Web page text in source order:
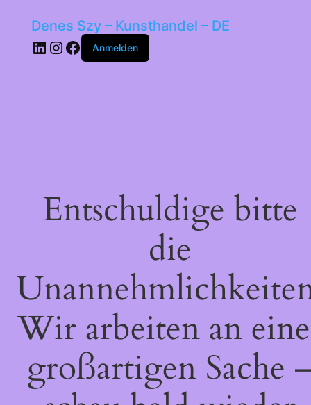
Denes Szy – Kunsthandel – DE
LinkedIn
Instagram
Facebook
Anmelden
Entschuldige bitte
die
Wir arbeiten an
großartigen Sache